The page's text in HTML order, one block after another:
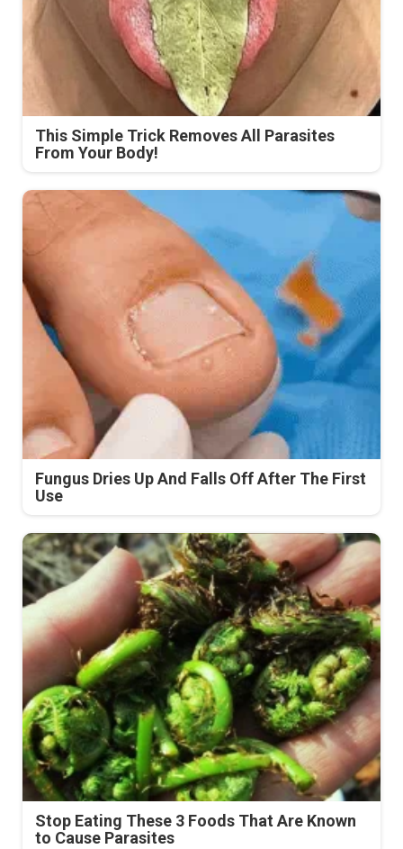
This Simple Trick Removes All Parasites
From Your Body!
Fungus Dries Up And Falls Off After The First
Use
Stop Eating These 3 Foods That Are Known
to Cause Parasites